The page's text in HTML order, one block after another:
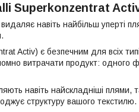
Superkonzentrat
навіть найбільш уперті
Activ) є безпечним для всіх
витрачати продукт: одного
навіть найскладніші плями,
структуру вашого текстилю.